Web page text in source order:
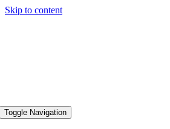
Skip to content
Toggle Navigation